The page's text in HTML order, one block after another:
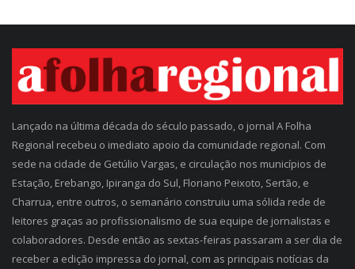
Lançado na última década do século passado, o jornal A Folha
Regional recebeu o imediato apoio da comunidade regional. Com
sede na cidade de Getúlio Vargas, e circulação nos municípios de
Estação, Erebango, Ipiranga do Sul, Floriano Peixoto, Sertão, e
Charrua, entre outros, o semanário construiu uma sólida rede de
leitores graças ao profissionalismo de sua equipe de jornalistas e
colaboradores. Desde então as sextas-feiras passaram a ser dia de
receber a edição impressa do jornal, com as principais notícias da